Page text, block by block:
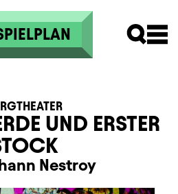
UND ERSTER
Nestroy